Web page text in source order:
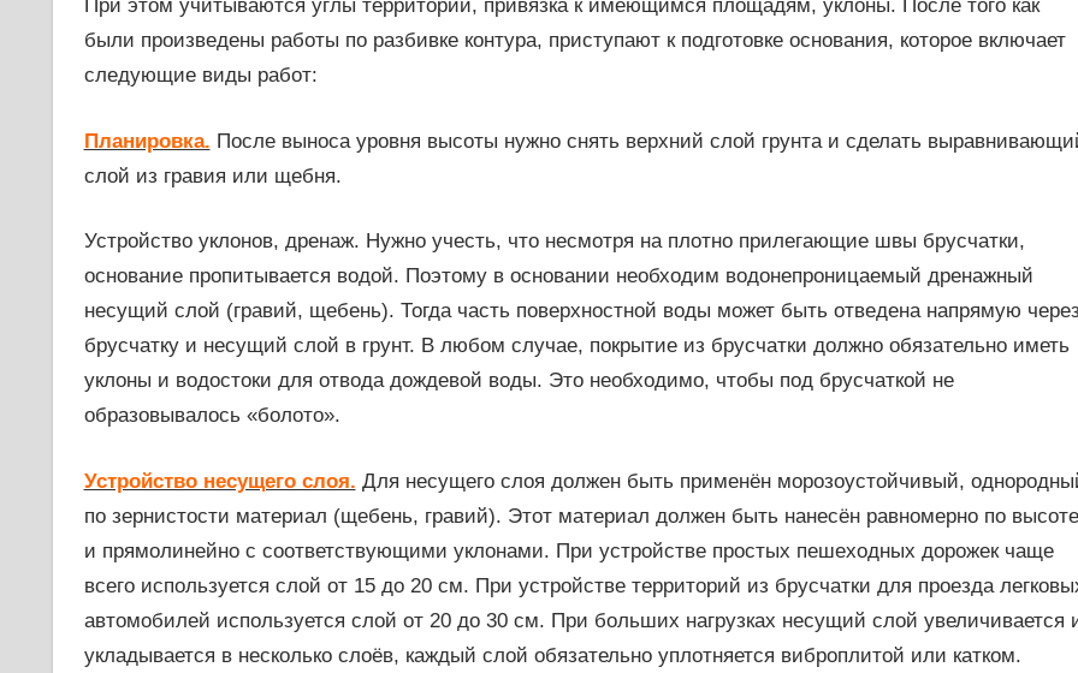
При этом учитываются углы территории, привязка к имеющимся площадям, уклоны. После того как
были произведены работы по разбивке контура, приступают к подготовке основания, которое включает
следующие виды работ:
Планировка. После выноса уровня высоты нужно снять верхний слой грунта и сделать
слой из гравия или щебня.
Устройство уклонов, дренаж. Нужно учесть, что несмотря на плотно прилегающие швы брусчатки,
основание пропитывается водой. Поэтому в основании необходим водонепроницаемый дренажный
несущий слой (гравий, щебень). Тогда часть поверхностной воды может быть отведена напрямую
брусчатку и несущий слой в грунт. В любом случае, покрытие из брусчатки должно обязательно иметь
уклоны и водостоки для отвода дождевой воды. Это необходимо, чтобы под брусчаткой не
образовывалось «болото».
Устройство несущего слоя. Для несущего слоя должен быть применён морозоустойчивый,
по зернистости материал (щебень, гравий). Этот материал должен быть нанесён равномерно по высоте
и прямолинейно с соответствующими уклонами. При устройстве простых пешеходных дорожек чаще
всего используется слой от 15 до 20 см. При устройстве территорий из брусчатки для проезда
автомобилей используется слой от 20 до 30 см. При больших нагрузках несущий слой увеличивается
укладывается в несколько слоёв, каждый слой обязательно уплотняется виброплитой или катком.